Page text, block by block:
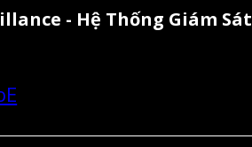
- Hệ Thống Giám Sát